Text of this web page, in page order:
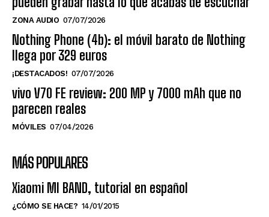
ZONA AUDIO 07/07/2026
Nothing Phone (4b): el móvil barato de Nothing
llega por 329 euros
¡DESTACADOS! 07/07/2026
vivo V70 FE review: 200 MP y 7000 mAh que no
parecen reales
MÓVILES 07/04/2026
MÁS POPULARES
Xiaomi MI BAND, tutorial en español
¿CÓMO SE HACE? 14/01/2015